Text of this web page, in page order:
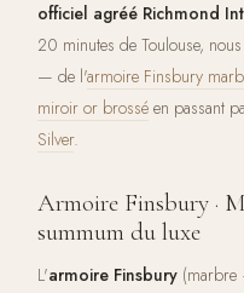
officiel agréé Richmond
20 minutes de Toulouse,
— de l'armoire Finsbury
miroir or brossé en passant
Silver.
Armoire Finsbury ·
summum du luxe
L'armoire Finsbury